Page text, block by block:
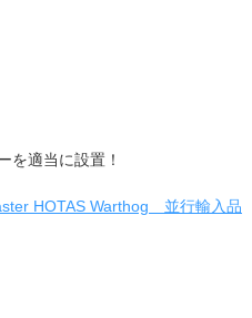
を適当に設置！
HOTAS Warthog 並行輸入品